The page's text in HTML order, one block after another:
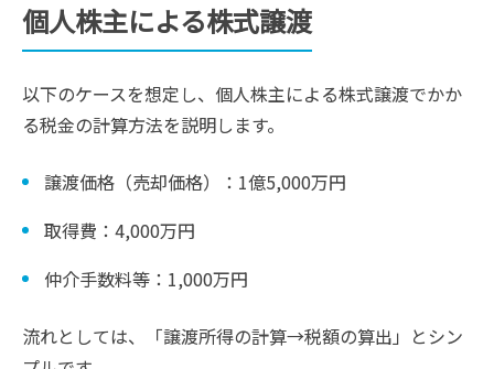
個人株主による株式譲渡
以下のケースを想定し、個人株主による株式譲渡でかか
る税金の計算方法を説明します。
譲渡価格（売却価格）：1億5,000万円
取得費：4,000万円
仲介手数料等：1,000万円
流れとしては、「譲渡所得の計算→税額の算出」とシン